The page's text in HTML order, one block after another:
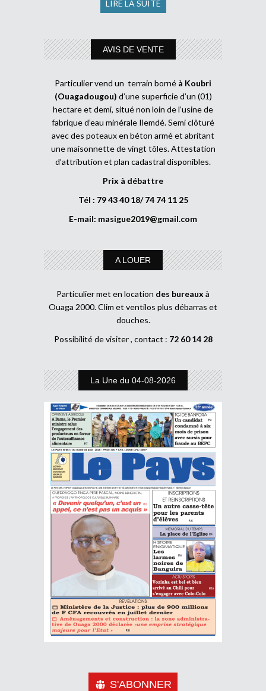
LIRE LA SUITE
AVIS DE VENTE
Particulier vend un terrain borné à Koubri
(Ouagadougou) d’une superficie d’un (01)
hectare et demi, situé non loin de l’usine de
fabrique d’eau minérale Ilemdé. Semi clôturé
avec des poteaux en béton armé et abritant
une maisonnette de vingt tôles. Attestation
d’attribution et plan cadastral disponibles.
Prix à débattre
Tél : 79 43 40 18/ 74 74 11 25
E-mail: masigue2019@gmail.com
A LOUER
Particulier met en location des bureaux à
Ouaga 2000. Clim et ventilos plus débarras et
douches.
Possibilité de visiter , contact : 72 60 14 28
La Une du 04-08-2026
S'ABONNER